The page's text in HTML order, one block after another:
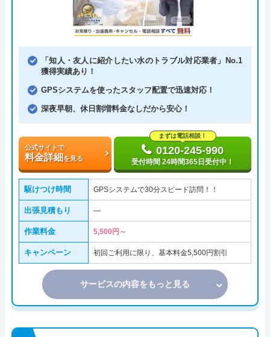
「知人・友人に紹介したい水のトラブル対応業者」No.1
獲得実績あり！
GPSシステムを使ったスタッフ配置で迅速対応！
深夜早朝、休日割増料金なしだから安心！
公式サイトで
料金詳細を見る
まずは電話相談！
0120-245-990
受付時間 24時間365日受付中！
駆けつけ時間 GPSシステムで30分スピード訪問！！
出張見積もり ―
作業料金 5,500円～
キャンペーン 初回ご利用に限り、基本料金5,500円割引
サービスの内容をもっと見る